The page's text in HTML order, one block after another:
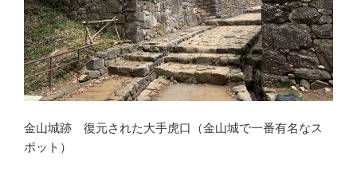
金山城跡 復元された大手虎口（金山城で一番有名なス
ポット）